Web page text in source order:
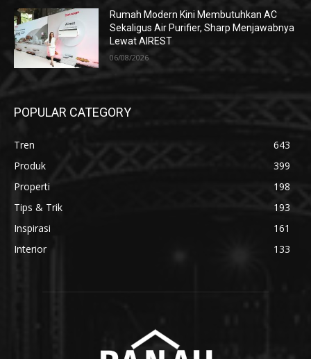
Rumah Modern Kini Membutuhkan AC
Sekaligus Air Purifier, Sharp Menjawabnya
Lewat AIREST
06/08/2026
POPULAR CATEGORY
Tren
643
Produk
399
Properti
198
Tips & Trik
193
Inspirasi
161
Interior
133